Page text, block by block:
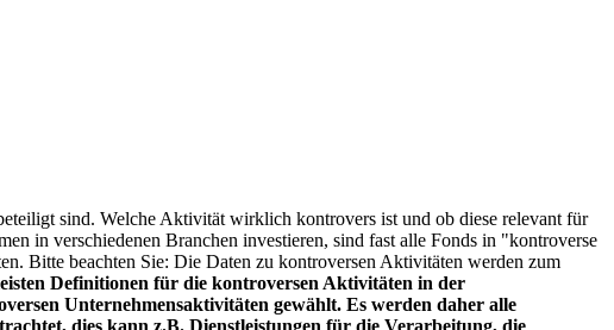
sind. Welche Aktivität wirklich kontrovers ist und ob diese relevant für
in verschiedenen Branchen investieren, sind fast alle Fonds in "kontroverse
Bitte beachten Sie: Die Daten zu kontroversen Aktivitäten werden zum
Definitionen für die kontroversen Aktivitäten in der
Unternehmensaktivitäten gewählt. Es werden daher alle
dies kann z.B. Dienstleistungen für die Verarbeitung, die